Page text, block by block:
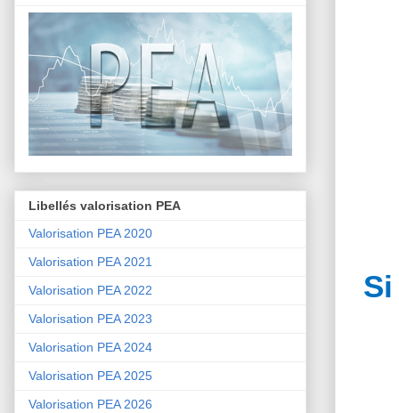
Libellés valorisation PEA
Valorisation PEA 2020
Valorisation PEA 2021
Valorisation PEA 2022
Valorisation PEA 2023
Valorisation PEA 2024
Valorisation PEA 2025
Valorisation PEA 2026